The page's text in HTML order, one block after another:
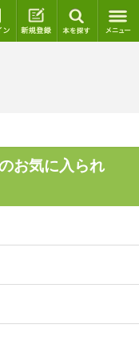
ログイン 新規登録
お気に入られ